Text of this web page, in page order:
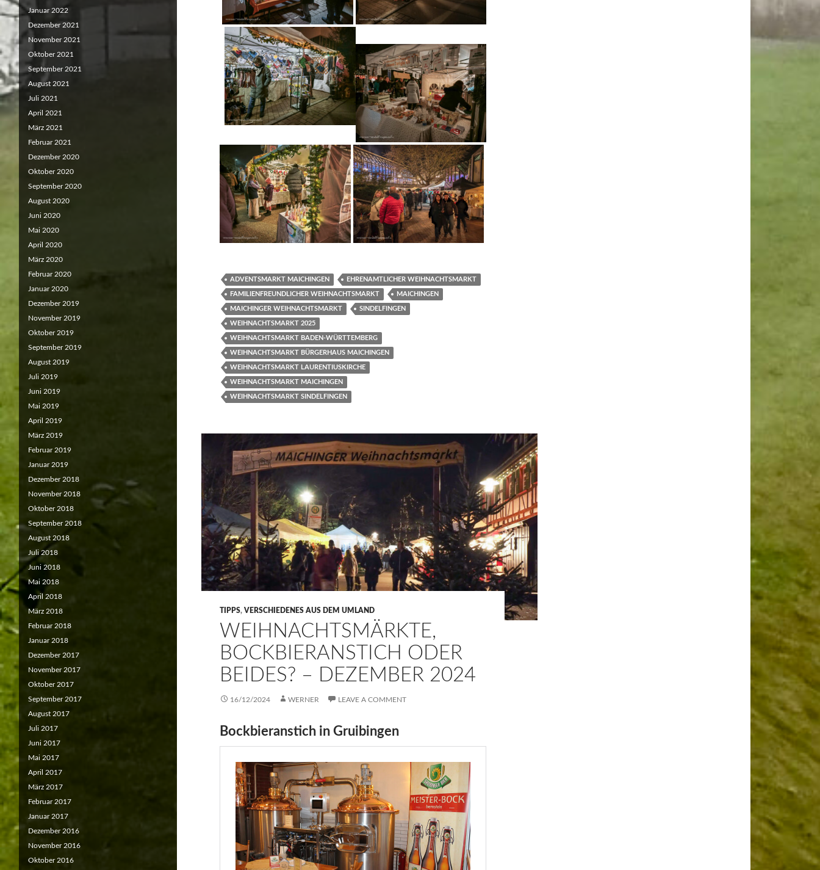
ADVENTSMARKT MAICHINGEN EHRENAMTLICHER WEIHNACHTSMARKT
FAMILIENFREUNDLICHER WEIHNACHTSMARKT MAICHINGEN
MAICHINGER WEIHNACHTSMARKT SINDELFINGEN
WEIHNACHTSMARKT 2025
WEIHNACHTSMARKT BADEN-WÜRTTEMBERG
WEIHNACHTSMARKT BÜRGERHAUS MAICHINGEN
WEIHNACHTSMARKT LAURENTIUSKIRCHE
WEIHNACHTSMARKT MAICHINGEN
WEIHNACHTSMARKT SINDELFINGEN
TIPPS, VERSCHIEDENES AUS DEM UMLAND
WEIHNACHTSMÄRKTE,
BOCKBIERANSTICH ODER
BEIDES? – DEZEMBER 2024
16/12/2024 WERNER LEAVE A COMMENT
Bockbieranstich in Gruibingen
Januar 2022
Dezember 2021
November 2021
Oktober 2021
September 2021
August 2021
Juli 2021
April 2021
März 2021
Februar 2021
Dezember 2020
Oktober 2020
September 2020
August 2020
Juni 2020
Mai 2020
April 2020
März 2020
Februar 2020
Januar 2020
Dezember 2019
November 2019
Oktober 2019
September 2019
August 2019
Juli 2019
Juni 2019
Mai 2019
April 2019
März 2019
Februar 2019
Januar 2019
Dezember 2018
November 2018
Oktober 2018
September 2018
August 2018
Juli 2018
Juni 2018
Mai 2018
April 2018
März 2018
Februar 2018
Januar 2018
Dezember 2017
November 2017
Oktober 2017
September 2017
August 2017
Juli 2017
Juni 2017
Mai 2017
April 2017
März 2017
Februar 2017
Januar 2017
Dezember 2016
November 2016
Oktober 2016